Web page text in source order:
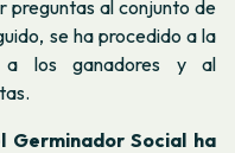
preguntas al conjunto de
se ha procedido a la
a los ganadores y al
Germinador Social ha